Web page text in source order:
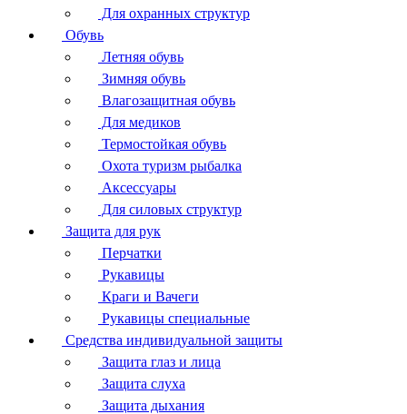
Для охранных структур
Обувь
Летняя обувь
Зимняя обувь
Влагозащитная обувь
Для медиков
Термостойкая обувь
Охота туризм рыбалка
Аксессуары
Для силовых структур
Защита для рук
Перчатки
Рукавицы
Краги и Вачеги
Рукавицы специальные
Средства индивидуальной защиты
Защита глаз и лица
Защита слуха
Защита дыхания